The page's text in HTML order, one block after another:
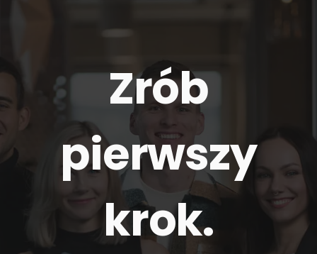
Zrób
pierwszy
krok.